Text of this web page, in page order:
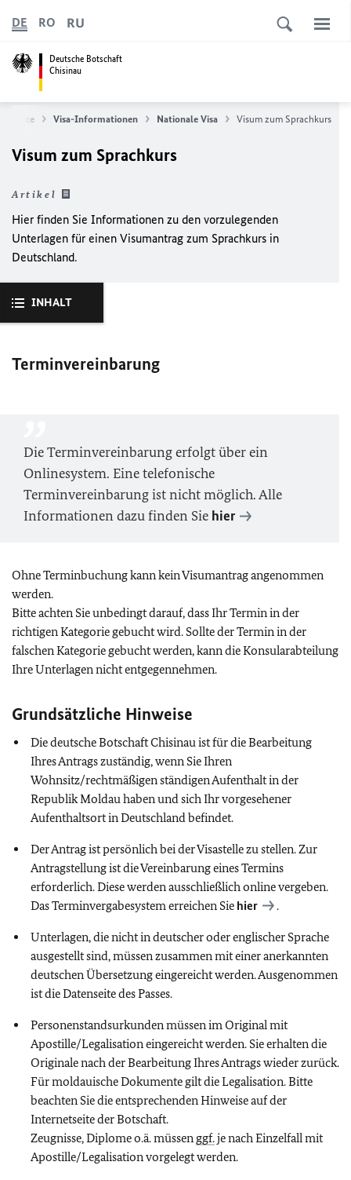
Deutsche Botschaft
Chisinau
DE RO RU
Service Visa-Informationen Nationale Visa Visum zum Sprachkurs
Visum zum Sprachkurs
Artikel
Hier finden Sie Informationen zu den vorzulegenden
Unterlagen für einen Visumantrag zum Sprachkurs in
Deutschland.
INHALT
Terminvereinbarung
Die Terminvereinbarung erfolgt über ein
Onlinesystem. Eine telefonische
Terminvereinbarung ist nicht möglich. Alle
Informationen dazu finden Sie hier
Ohne Terminbuchung kann kein Visumantrag angenommen
werden.
Bitte achten Sie unbedingt darauf, dass Ihr Termin in der
richtigen Kategorie gebucht wird. Sollte der Termin in der
falschen Kategorie gebucht werden, kann die Konsularabteilung
Ihre Unterlagen nicht entgegennehmen.
Grundsätzliche Hinweise
Die deutsche Botschaft Chisinau ist für die Bearbeitung
Ihres Antrags zuständig, wenn Sie Ihren
Wohnsitz/rechtmäßigen ständigen Aufenthalt in der
Republik Moldau haben und sich Ihr vorgesehener
Aufenthaltsort in Deutschland befindet.
Der Antrag ist persönlich bei der Visastelle zu stellen. Zur
Antragstellung ist die Vereinbarung eines Termins
erforderlich. Diese werden ausschließlich online vergeben.
Das Terminvergabesystem erreichen Sie hier .
Unterlagen, die nicht in deutscher oder englischer Sprache
ausgestellt sind, müssen zusammen mit einer anerkannten
deutschen Übersetzung eingereicht werden. Ausgenommen
ist die Datenseite des Passes.
Personenstandsurkunden müssen im Original mit
Apostille/Legalisation eingereicht werden. Sie erhalten die
Originale nach der Bearbeitung Ihres Antrags wieder zurück.
Für moldauische Dokumente gilt die Legalisation. Bitte
beachten Sie die entsprechenden Hinweise auf der
Internetseite der Botschaft.
Zeugnisse, Diplome o.ä. müssen ggf.je nach Einzelfall mit
Apostille/Legalisation vorgelegt werden.